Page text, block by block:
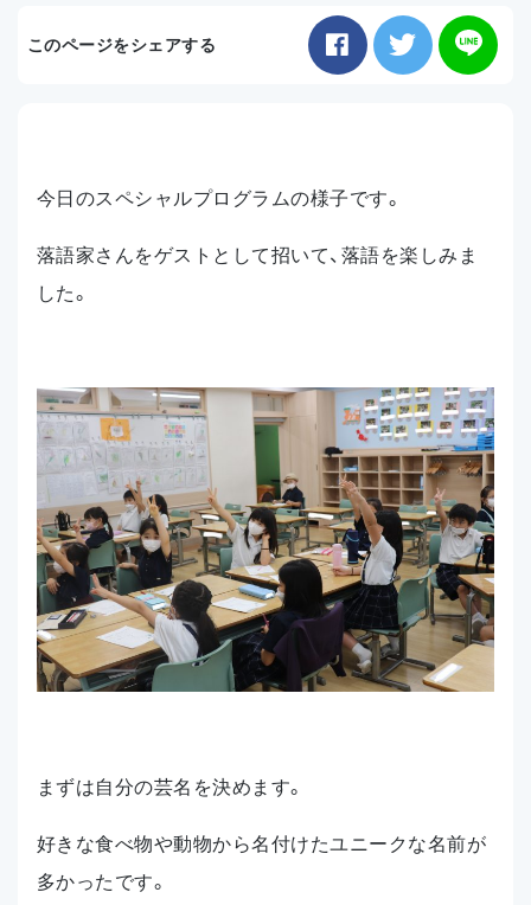
お知らせ
このページをシェアする
今日のスペシャルプログラムの様子です。
落語家さんをゲストとして招いて、落語を楽しみま
した。
まずは自分の芸名を決めます。
好きな食べ物や動物から名付けたユニークな名前が
多かったです。